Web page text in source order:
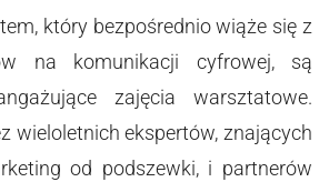
który bezpośrednio wiąże się z
na komunikacji cyfrowej, są
zajęcia warsztatowe.
wieloletnich ekspertów, znających
od podszewki, i partnerów